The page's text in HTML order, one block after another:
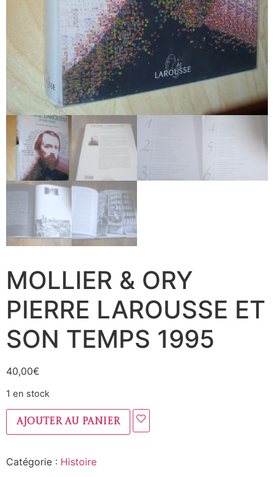
MOLLIER & ORY
PIERRE LAROUSSE ET
SON TEMPS 1995
40,00€
1 en stock
Ajouter au panier
Catégorie : Histoire